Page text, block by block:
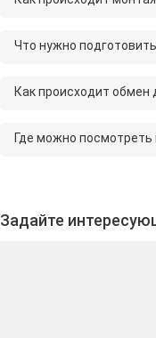
Что нужно
Как происходит обмен
Где можно посмотреть
Задайте